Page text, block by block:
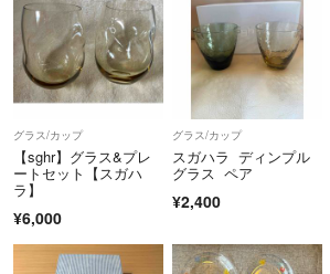
グラス/カップ
【sghr】グラス&プレ
ートセット【スガハ
ラ】
¥6,000
グラス/カップ
スガハラ ディンプル
グラス ペア
¥2,400